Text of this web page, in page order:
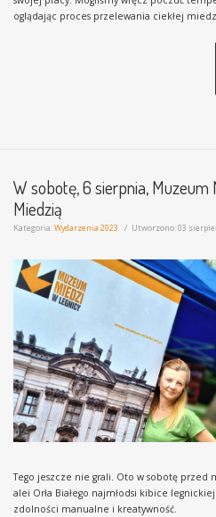
oglądając proces przelewania ciekłej
W sobotę, 6 sierpnia, Muzeum
Miedzią
Kategoria:Wydarzenia 2023 Utworzono: 03
Tego jeszcze nie grali. Oto w sobotę
alei Orła Białego najmłodsi kibice
zdolności manualne i kreatywność.